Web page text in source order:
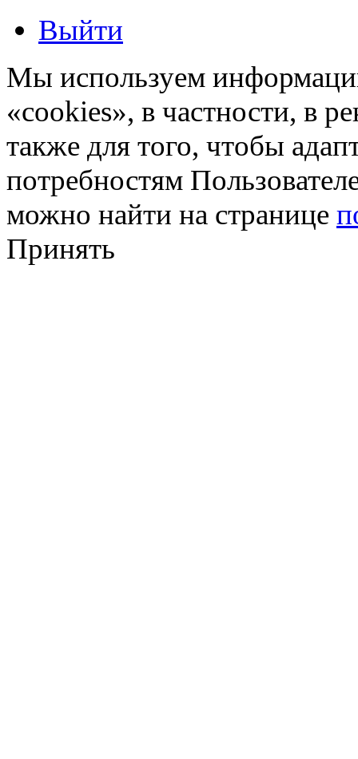
Выйти
Мы используем
«cookies», в частности, в
также для того, чтобы
потребностям
можно найти на странице
Принять